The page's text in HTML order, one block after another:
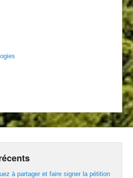
à partager et faire signer la pétition